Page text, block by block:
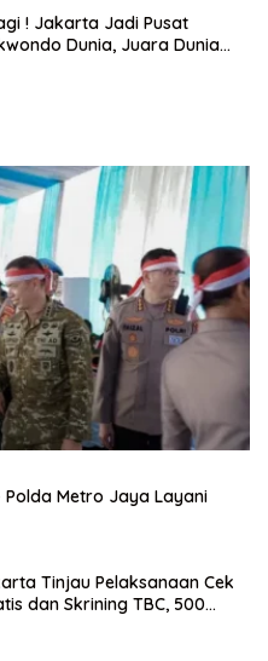
! Jakarta Jadi Pusat
Dunia, Juara Dunia
Metro Jaya Layani
Tinjau Pelaksanaan Cek
dan Skrining TBC, 500